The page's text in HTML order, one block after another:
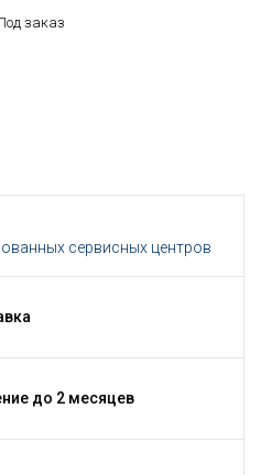
заказ
сервисных центров
до 2 месяцев